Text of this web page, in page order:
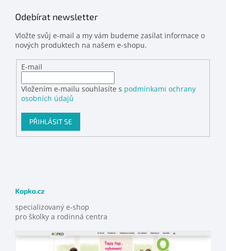
Odebírat newsletter
Vložte svůj e-mail a my vám budeme zasílat informace o
nových produktech na našem e-shopu.
E-mail
Vložením e-mailu souhlasíte s podmínkami ochrany
osobních údajů
PŘIHLÁSIT SE
Kopko.cz
specializovaný e-shop
pro školky a rodinná centra